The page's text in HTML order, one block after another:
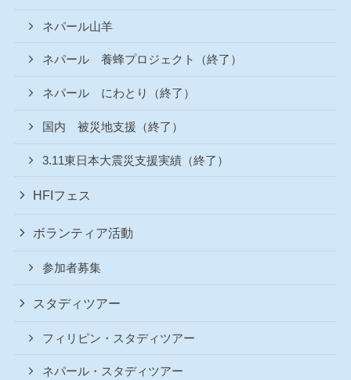
ネパール山羊
ネパール 養蜂プロジェクト（終了）
ネパール にわとり（終了）
国内 被災地支援（終了）
3.11東日本大震災支援実績（終了）
HFIフェス
ボランティア活動
参加者募集
スタディツアー
フィリピン・スタディツアー
ネパール・スタディツアー